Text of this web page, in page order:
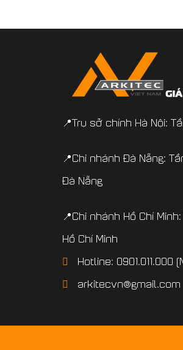
📍Trụ sở chính Hà Nội:
📍Chi nhánh Đà Nẵng:
Đà Nẵng
📍Chi nhánh Hồ Chí
Hồ Chí Minh
Hotline: 0901.011.000
arkitecvn@gmail.com